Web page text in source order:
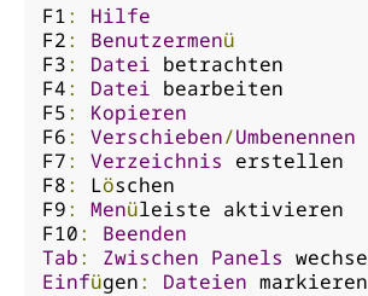
F1:
Hilfe
F2: Benutzermenü
F3: Datei betrachten
F4: Datei bearbeiten
F5:
Kopieren
F6: Verschieben/Umbenennen
F7: Verzeichnis erstellen
F8: Löschen
F9: Menüleiste aktivieren
F10:
Beenden
Tab: Zwischen Panels
Einfügen: Dateien markieren